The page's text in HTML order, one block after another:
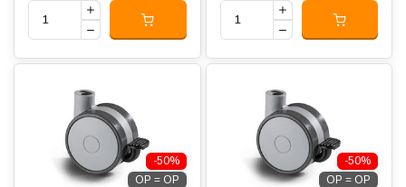
-50%
OP = OP
-50%
OP = OP